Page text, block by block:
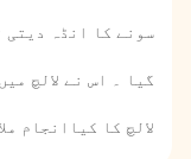
سونے کا انڈہ دیتی
گیا ۔ اس نے لالچ
لالچ کا کیاانجام